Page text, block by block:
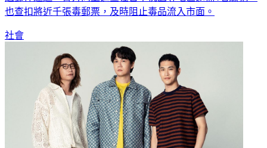
也查扣將近千張毒郵票，及時阻止毒品流入市面。
社會